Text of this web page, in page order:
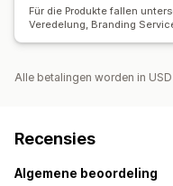
Für die Produkte fallen
Veredelung, Branding
Alle betalingen worden in
Recensies
Algemene beoordeling